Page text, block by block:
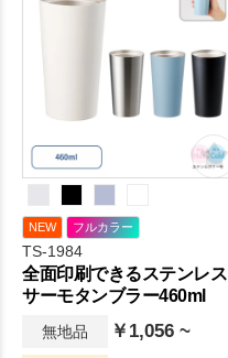
NEW フルカラー
TS-1984
全面印刷できるステンレス
サーモタンブラー460ml
無地品 ￥1,056 ~